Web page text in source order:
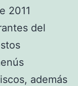
2011
del
además